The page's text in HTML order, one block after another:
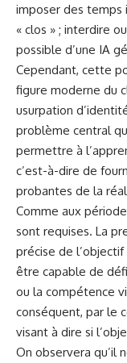
imposer des temps
« clos » ; interdire
possible d’une IA
Cependant, cette
figure moderne du
usurpation
problème central
permettre à
c’est-à-dire de
probantes de la
Comme aux
sont requises. La
précise de
être capable de
ou la compétence
conséquent, par le
visant à dire si
On observera qu’il